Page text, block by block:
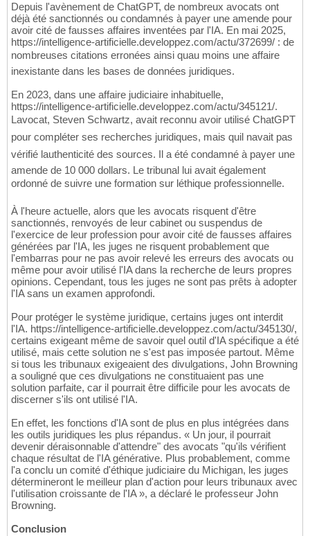
Depuis l'avènement de ChatGPT, de nombreux avocats ont
déjà été sanctionnés ou condamnés à payer une amende pour
avoir cité de fausses affaires inventées par l'IA. En mai 2025,
https://intelligence-artificielle.developpez.com/actu/372699/ : de
nombreuses citations erronées ainsi quau moins une affaire
inexistante dans les bases de données juridiques.
En 2023, dans une affaire judiciaire inhabituelle,
https://intelligence-artificielle.developpez.com/actu/345121/.
Lavocat, Steven Schwartz, avait reconnu avoir utilisé ChatGPT
pour compléter ses recherches juridiques, mais quil navait pas
vérifié lauthenticité des sources. Il a été condamné à payer une
amende de 10 000 dollars. Le tribunal lui avait également
ordonné de suivre une formation sur léthique professionnelle.
À l'heure actuelle, alors que les avocats risquent d'être
sanctionnés, renvoyés de leur cabinet ou suspendus de
l'exercice de leur profession pour avoir cité de fausses affaires
générées par l'IA, les juges ne risquent probablement que
l'embarras pour ne pas avoir relevé les erreurs des avocats ou
même pour avoir utilisé l'IA dans la recherche de leurs propres
opinions. Cependant, tous les juges ne sont pas prêts à adopter
l'IA sans un examen approfondi.
Pour protéger le système juridique, certains juges ont interdit
l'IA. https://intelligence-artificielle.developpez.com/actu/345130/,
certains exigeant même de savoir quel outil d'IA spécifique a été
utilisé, mais cette solution ne s'est pas imposée partout. Même
si tous les tribunaux exigeaient des divulgations, John Browning
a souligné que ces divulgations ne constituaient pas une
solution parfaite, car il pourrait être difficile pour les avocats de
discerner s'ils ont utilisé l'IA.
En effet, les fonctions d'IA sont de plus en plus intégrées dans
les outils juridiques les plus répandus. « Un jour, il pourrait
devenir déraisonnable d'attendre" des avocats "qu'ils vérifient
chaque résultat de l'IA générative. Plus probablement, comme
l'a conclu un comité d'éthique judiciaire du Michigan, les juges
détermineront le meilleur plan d'action pour leurs tribunaux avec
l'utilisation croissante de l'IA », a déclaré le professeur John
Browning.
Conclusion